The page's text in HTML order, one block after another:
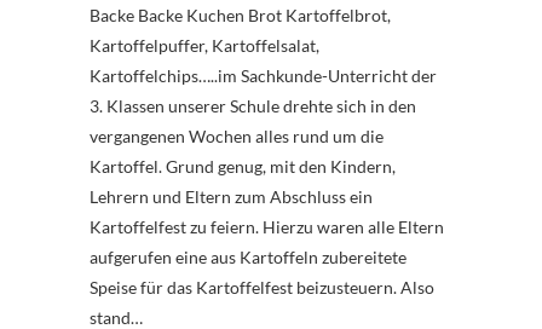
Backe Backe Kuchen Brot Kartoffelbrot,
Kartoffelpuffer, Kartoffelsalat,
Kartoffelchips…..im Sachkunde-Unterricht der
3. Klassen unserer Schule drehte sich in den
vergangenen Wochen alles rund um die
Kartoffel. Grund genug, mit den Kindern,
Lehrern und Eltern zum Abschluss ein
Kartoffelfest zu feiern. Hierzu waren alle Eltern
aufgerufen eine aus Kartoffeln zubereitete
Speise für das Kartoffelfest beizusteuern. Also
stand…